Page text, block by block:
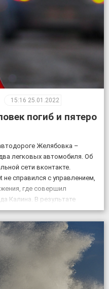
15:16 25.01.2022
погиб и пятеро
Желябовка –
легковых автомобиля. Об
сети вконтакте.
справился с управлением,
где совершил
Калина. В результате
марки Chery был